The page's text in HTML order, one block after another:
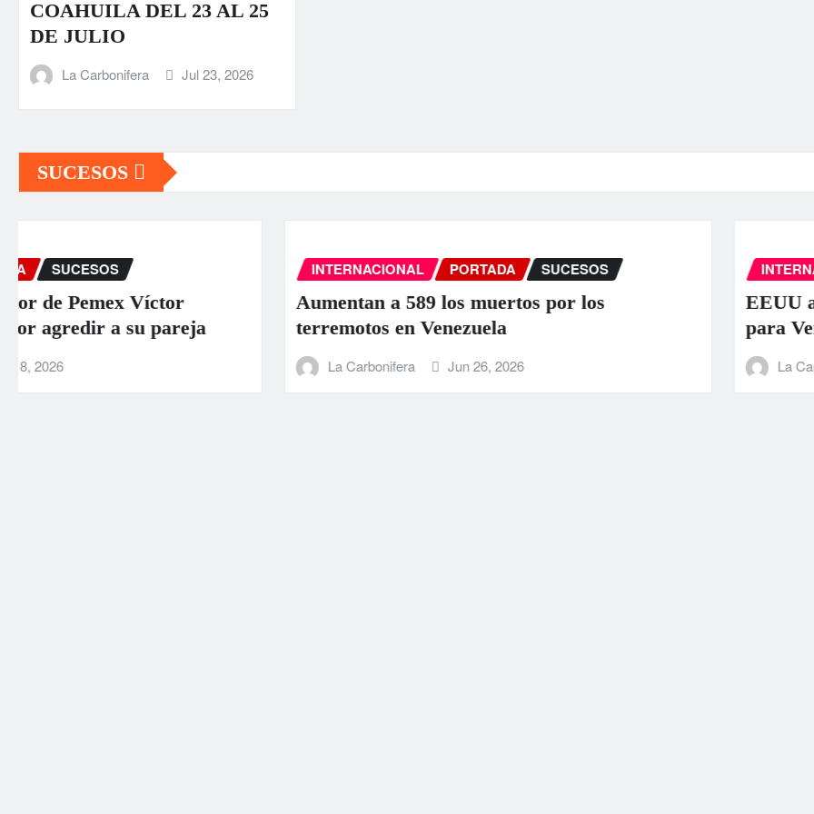
COAHUILA DEL 23 AL 25
DE JULIO
La Carbonifera Jul 23, 2026
SUCESOS
INTERNACIONAL SUCESOS
Aumentan a 589 los muertos por los
terremotos en Venezuela
La Carbonifera
INTERNACIONAL SUCESOS
EEUU anuncia una ayuda de 130
para Venezuela tras el doble terremoto
La Carbonifera